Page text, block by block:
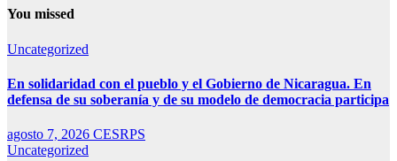
You missed
Uncategorized
En solidaridad con el pueblo y el Gobierno de Nicaragua. En
defensa de su soberanía y de su modelo de democracia participa
agosto 7, 2026 CESRPS
Uncategorized